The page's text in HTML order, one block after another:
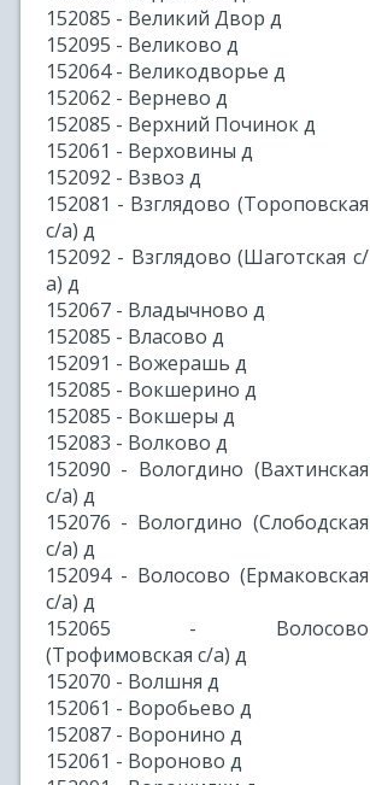
152085 - Великий Двор д
152095 - Великово д
152064 - Великодворье д
152062 - Вернево д
152085 - Верхний Починок д
152061 - Верховины д
152092 - Взвоз д
152081 - Взглядово (Тороповская
с/а) д
152092 - Взглядово (Шаготская с/
а) д
152067 - Владычново д
152085 - Власово д
152091 - Вожерашь д
152085 - Вокшерино д
152085 - Вокшеры д
152083 - Волково д
152090 - Вологдино (Вахтинская
с/а) д
152076 - Вологдино (Слободская
с/а) д
152094 - Волосово (Ермаковская
с/а) д
152065 - Волосово
(Трофимовская с/а) д
152070 - Волшня д
152061 - Воробьево д
152087 - Воронино д
152061 - Вороново д